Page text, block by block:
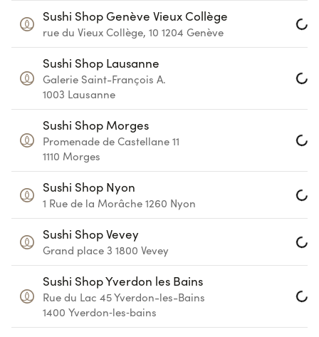
Sushi Shop Genève Vieux Collège
rue du Vieux Collège, 10 1204 Genève
Sushi Shop Lausanne
Galerie Saint-François A.
1003 Lausanne
Sushi Shop Morges
Promenade de Castellane 11
1110 Morges
Sushi Shop Nyon
1 Rue de la Morâche 1260 Nyon
Sushi Shop Vevey
Grand place 3 1800 Vevey
Sushi Shop Yverdon les Bains
Rue du Lac 45Yverdon-les-Bains
1400 Yverdon‑les‑bains